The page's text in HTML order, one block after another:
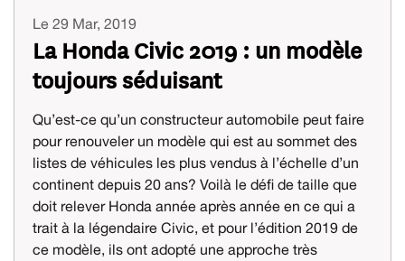
Le 29 Mar, 2019
La Honda Civic 2019 : un modèle
toujours séduisant
Qu’est-ce qu’un constructeur automobile peut faire
pour renouveler un modèle qui est au sommet des
listes de véhicules les plus vendus à l’échelle d’un
continent depuis 20 ans? Voilà le défi de taille que
doit relever Honda année après année en ce qui a
trait à la légendaire Civic, et pour l’édition 2019 de
ce modèle, ils ont adopté une approche très